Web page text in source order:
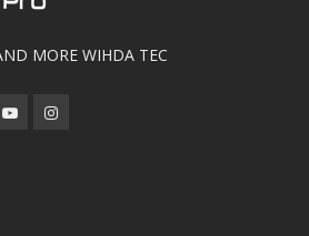
MORE WIHDA TEC